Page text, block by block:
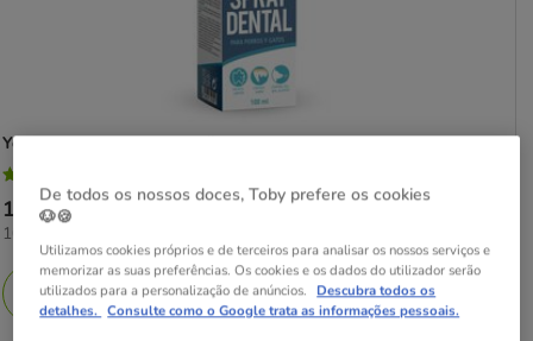
Yes!pHSpray Dental para cães e gatos
3.9
estrelas
com
14
avaliações
Preço
10.99€
10.99€
109.90€
L
109.90€ / l
Adicionar
De todos os nossos doces, Toby prefere os cookies
🐶🍪
Utilizamos cookies próprios e de terceiros para analisar os nossos serviços e
memorizar as suas preferências. Os cookies e os dados do utilizador serão
utilizados para a personalização de anúncios. Descubra todos os
detalhes. Consulte como o Google trata as informações pessoais.